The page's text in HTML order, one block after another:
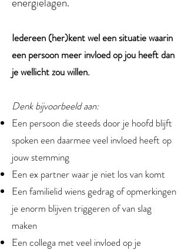
Iedereen (her)kent wel een situatie waarin
een persoon meer invloed op jou heeft dan
je wellicht zou willen.
Denk bijvoorbeeld aan:
Een persoon die steeds door je hoofd blijft
spoken een daarmee veel invloed heeft op
jouw stemming
Een ex partner waar je niet los van komt
Een familielid wiens gedrag of opmerkingen
je enorm blijven triggeren of van slag
maken
Een collega met veel invloed op je